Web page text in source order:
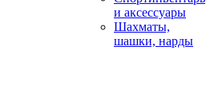
и аксессуары
Шахматы,
шашки, нарды